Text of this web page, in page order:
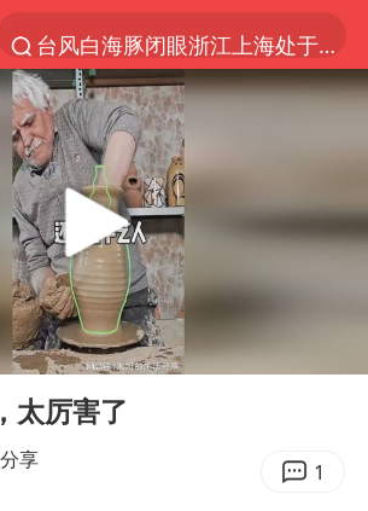
香港宏福苑火灾或由烟头引起
浙江金华：市民非必要不外出
中国父女泰国骑摩托车坠崖1死1伤
白海豚将正面袭击贯穿浙江
周末打虎 宋致远被查
浙江台州《告全体市民书》
刘浩存百花奖开幕式红裙起舞
太厉害了
享 1